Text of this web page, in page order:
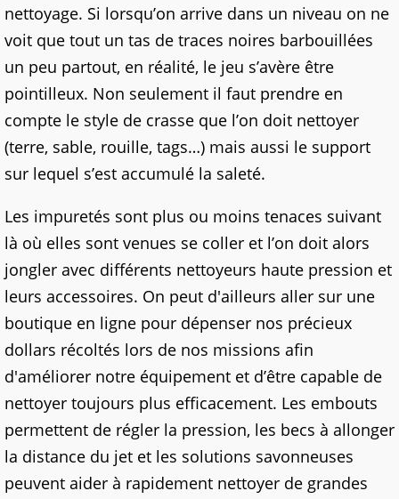
nettoyage. Si lorsqu’on arrive dans un niveau on ne
voit que tout un tas de traces noires barbouillées
un peu partout, en réalité, le jeu s’avère être
pointilleux. Non seulement il faut prendre en
compte le style de crasse que l’on doit nettoyer
(terre, sable, rouille, tags…) mais aussi le support
sur lequel s’est accumulé la saleté.
Les impuretés sont plus ou moins tenaces suivant
là où elles sont venues se coller et l’on doit alors
jongler avec différents nettoyeurs haute pression et
leurs accessoires. On peut d'ailleurs aller sur une
boutique en ligne pour dépenser nos précieux
dollars récoltés lors de nos missions afin
d'améliorer notre équipement et d’être capable de
nettoyer toujours plus efficacement. Les embouts
permettent de régler la pression, les becs à allonger
la distance du jet et les solutions savonneuses
peuvent aider à rapidement nettoyer de grandes